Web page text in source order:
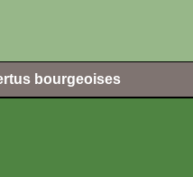
bourgeoises